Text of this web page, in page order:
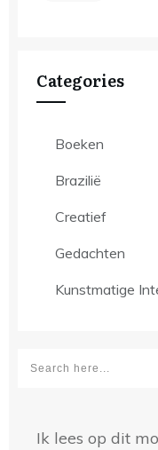
Categories
Boeken
Brazilië
Creatief
Gedachten
Kunstmatige
Ik lees op dit